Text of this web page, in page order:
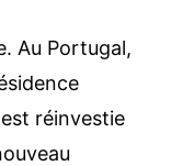
Au Portugal,
réinvestie